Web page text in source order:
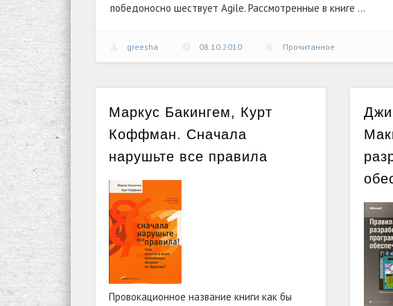
победоносно шествует Agile. Рассмотренные в книге …
greesha 08.10.2010 Прочитанное
Маркус Бакингем, Курт
Коффман. Сначала
нарушьте все правила
Провокационное название книги как бы